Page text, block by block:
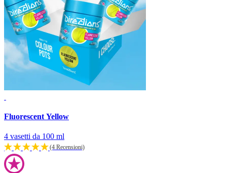
Fluorescent Yellow
4 vasetti da 100 ml
(4 Recensioni)